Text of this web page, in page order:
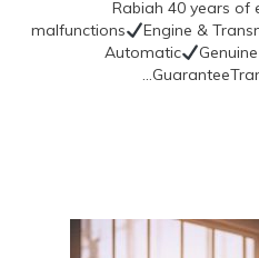
Rabiah 40 years of
malfunctions
Engine &
Automatic